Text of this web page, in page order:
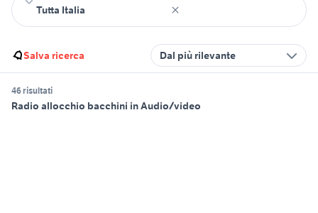
Salva ricerca Dal più rilevante
46 risultati
Radio allocchio bacchini in Audio/video